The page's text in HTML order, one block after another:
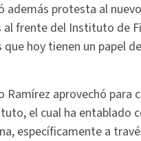
protesta al
frente del Instituto de
hoy tienen un papel
aprovechó para
el cual ha entablado
específicamente a